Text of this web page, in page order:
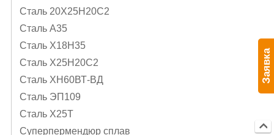
Сталь 20Х25Н20С2
Сталь А35
Сталь Х18Н35
Сталь Х25Н20С2
Сталь ХН60ВТ-ВД
Сталь ЭП109
Сталь Х25Т
Суперпермендюр сплав
Заявка